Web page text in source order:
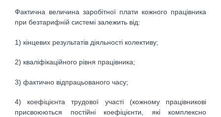
Фактична величина заробітної плати кожного працівника
при безтарифній системі залежить від:
1) кінцевих результатів діяльності колективу;
2) кваліфікаційного рівня працівника;
3) фактично відпрацьованого часу;
4) коефіцієнта трудової участі (кожному працівникові
присвоюються постійні коефіцієнти, які комплексно